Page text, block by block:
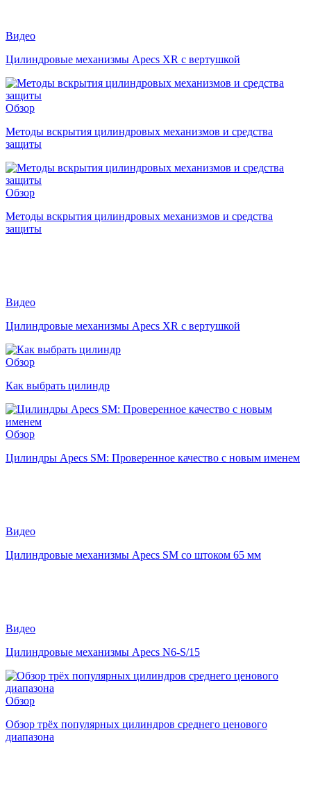
Видео
Цилиндровые механизмы Apecs XR с вертушкой
Обзор
Методы вскрытия цилиндровых механизмов и средства
защиты
Обзор
Методы вскрытия цилиндровых механизмов и средства
защиты
Видео
Цилиндровые механизмы Apecs XR с вертушкой
Обзор
Как выбрать цилиндр
Обзор
Цилиндры Apecs SM: Проверенное качество с новым именем
Видео
Цилиндровые механизмы Apecs SM со штоком 65 мм
Видео
Цилиндровые механизмы Apecs N6-S/15
Обзор
Обзор трёх популярных цилиндров среднего ценового
диапазона